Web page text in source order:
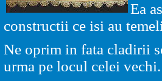
Ea
constructii ce isi au
Ne oprim in fata cladirii
urma pe locul celei vechi.